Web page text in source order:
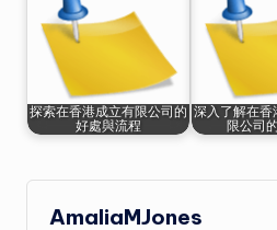
探索在香港成立有限公司的
好處與流程
深入了解在香
限公司
AmaliaMJones